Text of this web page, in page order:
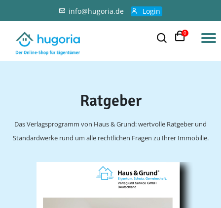
info@hugoria.de Login
0
Ratgeber
Das Verlagsprogramm von Haus & Grund: wertvolle Ratgeber und
Standardwerke rund um alle rechtlichen Fragen zu Ihrer Immobilie.